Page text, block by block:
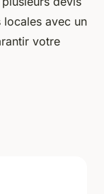
avec un
votre